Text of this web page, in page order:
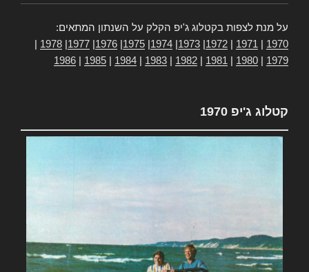
על מנת לצפות בקטלוג ג'יפ הקלק על השנתון המתאים:
1970
1971
1972
1973
1974
1975
1976
1977
1978
1979
1980
1981
1982
1983
1984
1985
1986
קטלוג ג'יפ 1970